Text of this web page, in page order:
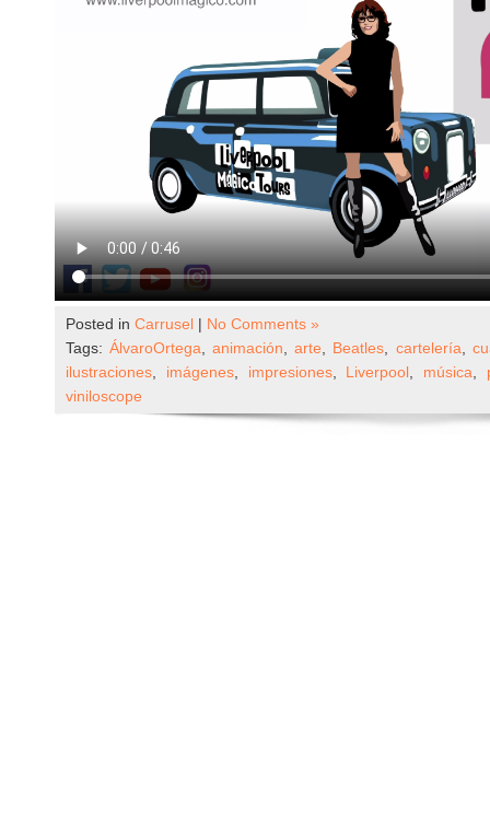
Posted in Carrusel | No Comments »
Tags:ÁlvaroOrtega ,animación ,arte Beatles cartelería
ilustraciones
imágenes, impresiones, Liverpool música
viniloscope